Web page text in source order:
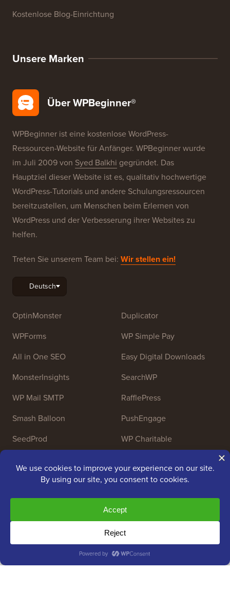
Kostenlose Blog-Einrichtung
Unsere Marken
Über WPBeginner®
WPBeginner ist eine kostenlose WordPress-
Ressourcen-Website für Anfänger. WPBeginner wurde
im Juli 2009 von Syed Balkhi gegründet. Das
Hauptziel dieser Website ist es, qualitativ hochwertige
WordPress-Tutorials und andere Schulungsressourcen
bereitzustellen, um Menschen beim Erlernen von
WordPress und der Verbesserung ihrer Websites zu
helfen.
Treten Sie unserem Team bei: Wir stellen ein!
OptinMonster
WPForms
All in One SEO
MonsterInsights
WP Mail SMTP
Smash Balloon
SeedProd
Duplicator
WP Simple Pay
Easy Digital Downloads
SearchWP
RafflePress
PushEngage
WP Charitable
Copyright © 2009 - 2026 WPBeginner LLC. Alle Rechte
vorbehalten. WPBeginner® ist eine eingetragene Marke.
Awesome Motive|WordPress-Hosting
SiteGround